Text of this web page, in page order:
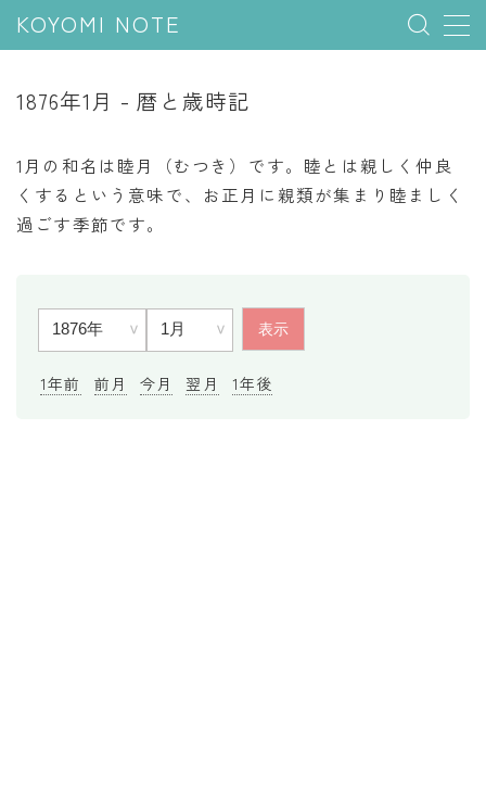
KOYOMI NOTE
五節句
年中行事
七十二候
雑節
1876年1月 - 暦と歳時記
1月の和名は睦月（むつき）です。睦とは親しく仲良
くするという意味で、お正月に親類が集まり睦ましく
過ごす季節です。
1年前 前月 今月 翌月 1年後